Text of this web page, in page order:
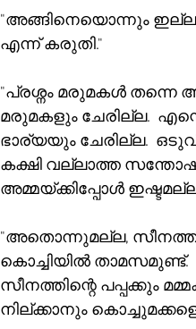
"അങ്ങിനെയൊന്നും ഇല്ല,
എന്ന് കരുതി."
"പ്രശ്നം മരുമകൾ തന്നെ
മരുമകളും ചേരില്ല.
ഭാര്യയും ചേരില്ല.
കക്ഷി വല്ലാത്ത
അമ്മയ്ക്കിപ്പോൾ
"അതൊന്നുമല്ല,
കൊച്ചിയിൽ താമസമുണ്ട്.
സീനത്തിന്റെ പപ്പക്കും
നില്ക്കാനും കൊച്ചുമക്കളെ